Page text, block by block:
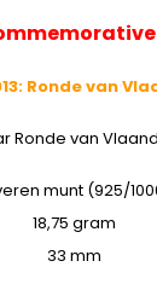
Ronde van
Ronde van
munt (925/
18,75 gram
33 mm